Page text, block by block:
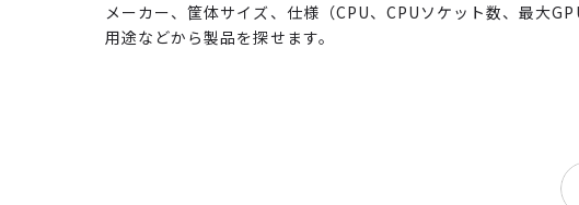
メーカー、筐体サイズ、仕様（CPU、CPUソケット数、最大
用途などから製品を探せます。